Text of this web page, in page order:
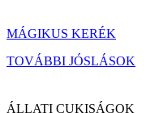
MÁGIKUS KERÉK
TOVÁBBI JÓSLÁSOK
ÁLLATI CUKISÁGOK